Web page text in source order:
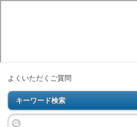
よくいただくご質問
キーワード検索